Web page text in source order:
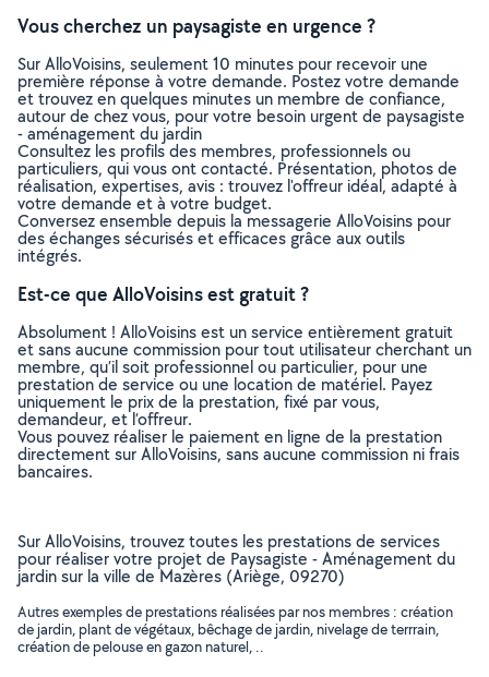
Vous cherchez un paysagiste en urgence ?
Sur AlloVoisins, seulement 10 minutes pour recevoir une
première réponse à votre demande. Postez votre demande
et trouvez en quelques minutes un membre de confiance,
autour de chez vous, pour votre besoin urgent de paysagiste
- aménagement du jardin
Consultez les profils des membres, professionnels ou
particuliers, qui vous ont contacté. Présentation, photos de
réalisation, expertises, avis : trouvez l'offreur idéal, adapté à
votre demande et à votre budget.
Conversez ensemble depuis la messagerie AlloVoisins pour
des échanges sécurisés et efficaces grâce aux outils
intégrés.
Est-ce que AlloVoisins est gratuit ?
Absolument ! AlloVoisins est un service entièrement gratuit
et sans aucune commission pour tout utilisateur cherchant un
membre, qu’il soit professionnel ou particulier, pour une
prestation de service ou une location de matériel. Payez
uniquement le prix de la prestation, fixé par vous,
demandeur, et l’offreur.
Vous pouvez réaliser le paiement en ligne de la prestation
directement sur AlloVoisins, sans aucune commission ni frais
bancaires.
Sur AlloVoisins, trouvez toutes les prestations de services
pour réaliser votre projet de Paysagiste - Aménagement du
jardin sur la ville de Mazères (Ariège, 09270)
Autres exemples de prestations réalisées par nos membres : création
de jardin, plant de végétaux, bêchage de jardin, nivelage de terrrain,
création de pelouse en gazon naturel, ..